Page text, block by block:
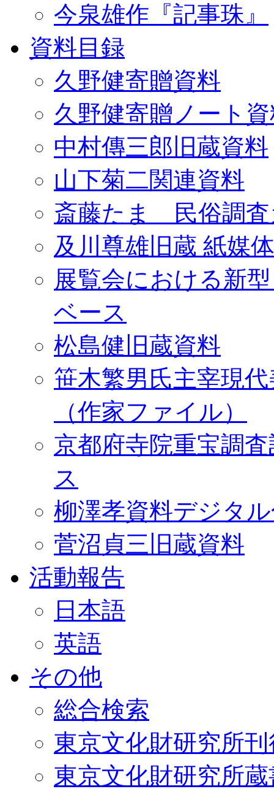
今泉雄作『記事珠』
資料目録
久野健寄贈資料
久野健寄贈ノート
中村傳三郎旧蔵資料
山下菊二関連資料
斎藤たま 民俗調査
及川尊雄旧蔵 紙媒
展覧会における新
ベース
松島健旧蔵資料
笹木繁男氏主宰現
（作家ファイル）
京都府寺院重宝調
ス
柳澤孝資料デジタ
菅沼貞三旧蔵資料
活動報告
日本語
英語
その他
総合検索
東京文化財研究所
東京文化財研究所